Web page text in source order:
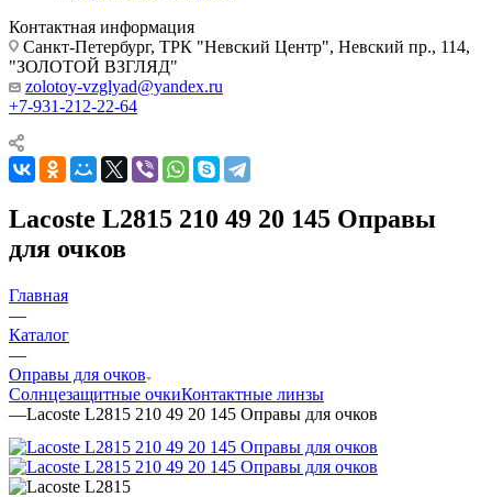
Контактная информация
Санкт-Петербург, ТРК "Невский Центр", Невский пр., 114,
"ЗОЛОТОЙ ВЗГЛЯД"
zolotoy-vzglyad@yandex.ru
+7-931-212-22-64
Lacoste L2815 210 49 20 145 Оправы
для очков
Главная
—
Каталог
—
Оправы для очков
Солнцезащитные очкиКонтактные линзы
—Lacoste L2815 210 49 20 145 Оправы для очков